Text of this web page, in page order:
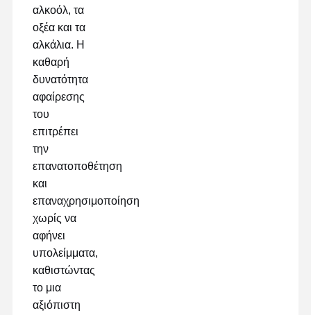
Ταινία κάλυψης
Ταινία PET
Ταινία Ptfe
Ταινία PI
ταινία αποδέσμευσης
PU ταινία
Σιλικόνη
Ακρυλική ταινία
Τεκέτα διάτρητα
Μπλε προστατευτική μεμβράνη
αλκοόλ, τα
οξέα και τα
αλκάλια. Η
καθαρή
δυνατότητα
αφαίρεσης
του
επιτρέπει
την
επανατοποθέτηση
και
επαναχρησιμοποίηση
χωρίς να
αφήνει
υπολείμματα,
καθιστώντας
το μια
αξιόπιστη